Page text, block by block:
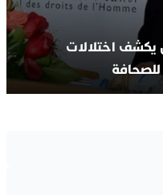
يكشف اختلالات